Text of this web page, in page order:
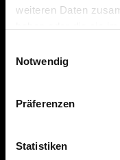
weiteren Daten
Notwendig
Präferenzen
Statistiken
Zurück zum Seiteninhalt